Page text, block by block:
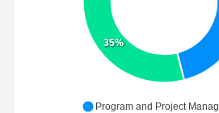
35%
Program and Project